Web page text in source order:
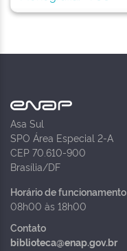
Asa Sul
SPO Área Especial 2-A
CEP 70.610-900
Brasília/DF
Horário de funcionamento
08h00 às 18h00
Contato
biblioteca@enap.gov.br